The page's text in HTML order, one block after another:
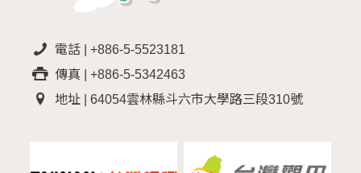
電話 | +886-5-5523181
傳真 | +886-5-5342463
地址 | 64054雲林縣斗六市大學路三段310號